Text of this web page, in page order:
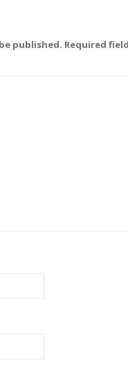
published. Required